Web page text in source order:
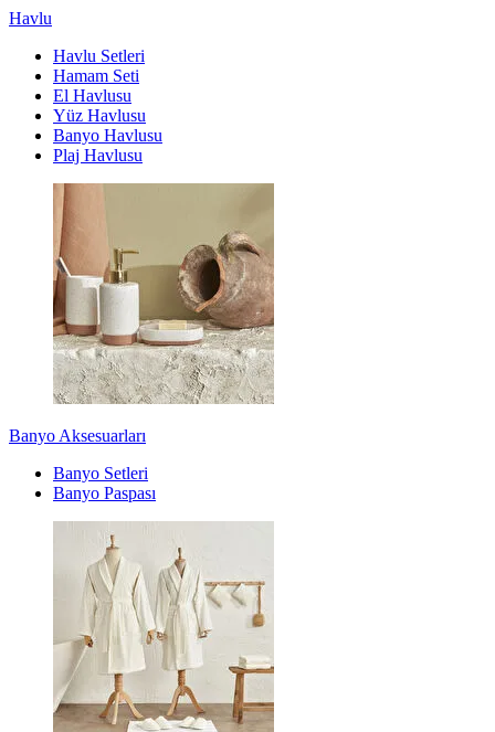
Havlu
Havlu Setleri
Hamam Seti
El Havlusu
Yüz Havlusu
Banyo Havlusu
Plaj Havlusu
Banyo Aksesuarları
Banyo Setleri
Banyo Paspası